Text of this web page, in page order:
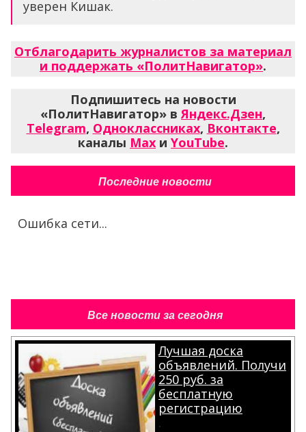
уверен Кишак.
Отблагодарить журналистов за материал
и поддержать «ПолитНавигатор».
Подпишитесь на новости
«ПолитНавигатор» вЯндекс.Дзен,
Telegram, Одноклассниках, Вконтакте,
каналы Max и YouTube.
Последние новости
Ошибка сети...
Все новости за сегодня
Лучшая доска
объявлений. Получи
250 руб. за
бесплатную
регистрацию
.